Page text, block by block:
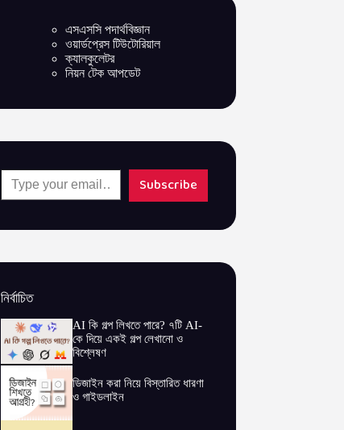
এসএসসি পদার্থবিজ্ঞান
ওয়ার্ডপ্রেস টিউটোরিয়াল
ক্যালকুলেটর
নিয়ন টেক আপডেট
Type your email…
Subscribe
নির্বাচিত
AI কি গল্প লিখতে পারে? ৭টি AI-
কে দিয়ে একই গল্প লেখানো ও
বিশ্লেষণ
ডিজাইন করা নিয়ে বিস্তারিত ধারণা
ও গাইডলাইন